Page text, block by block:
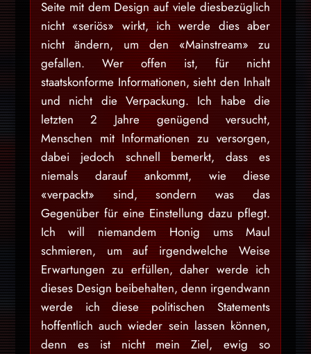
Seite mit dem Design auf viele diesbezüglich
nicht «seriös» wirkt, ich werde dies aber
nicht ändern, um den «Mainstream» zu
gefallen. Wer offen ist, für nicht
staatskonforme Informationen, sieht den Inhalt
und nicht die Verpackung. Ich habe die
letzten 2 Jahre genügend versucht,
Menschen mit Informationen zu versorgen,
dabei jedoch schnell bemerkt, dass es
niemals darauf ankommt, wie diese
«verpackt» sind, sondern was das
Gegenüber für eine Einstellung dazu pflegt.
Ich will niemandem Honig ums Maul
schmieren, um auf irgendwelche Weise
Erwartungen zu erfüllen, daher werde ich
dieses Design beibehalten, denn irgendwann
werde ich diese politischen Statements
hoffentlich auch wieder sein lassen können,
denn es ist nicht mein Ziel, ewig so